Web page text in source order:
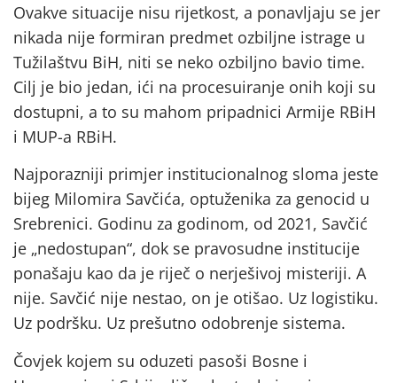
Ovakve situacije nisu rijetkost, a ponavljaju se jer
nikada nije formiran predmet ozbiljne istrage u
Tužilaštvu BiH, niti se neko ozbiljno bavio time.
Cilj je bio jedan, ići na procesuiranje onih koji su
dostupni, a to su mahom pripadnici Armije RBiH
i MUP-a RBiH.
Najporazniji primjer institucionalnog sloma jeste
bijeg Milomira Savčića, optuženika za genocid u
Srebrenici. Godinu za godinom, od 2021, Savčić
je „nedostupan“, dok se pravosudne institucije
ponašaju kao da je riječ o nerješivoj misteriji. A
nije. Savčić nije nestao, on je otišao. Uz logistiku.
Uz podršku. Uz prešutno odobrenje sistema.
Čovjek kojem su oduzeti pasoši Bosne i